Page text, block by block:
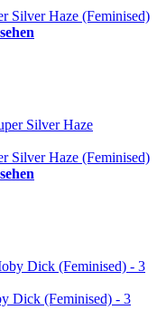
Silver Haze (Feminised)
Silver Haze (Feminised)
Dick (Feminised) - 3